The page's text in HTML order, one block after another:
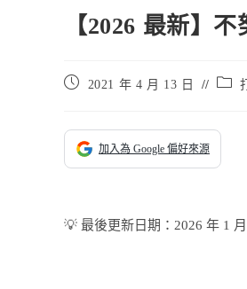
【2026 最新】
Post
2021 年 4 月 13 日
Post
加入為 Google 偏好來源
💡 最後更新日期：2026 年 1